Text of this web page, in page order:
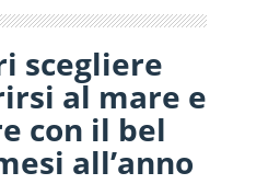
scegliere
al mare e
con il bel
all’anno